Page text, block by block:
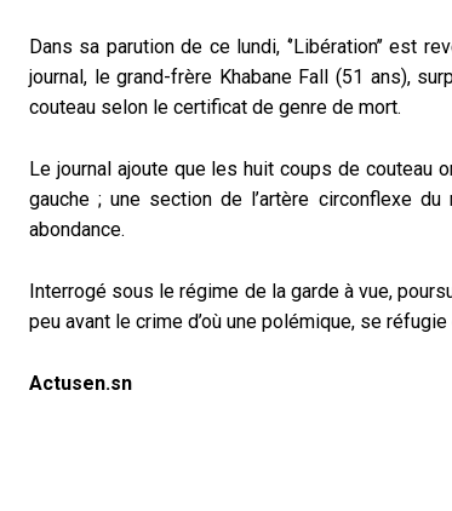
Dans sa parution de ce lundi, ‘’Libération’’ est
journal, le grand-frère Khabane Fall (51 ans),
couteau selon le certificat de genre de mort.
Le journal ajoute que les huit coups de couteau
gauche ; une section de l’artère circonflexe
abondance.
Interrogé sous le régime de la garde à vue,
peu avant le crime d’où une polémique, se
Actusen.sn